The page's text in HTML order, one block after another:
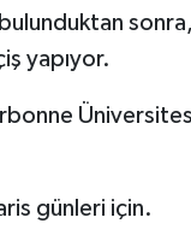
sonra,
yapıyor.
günleri için.